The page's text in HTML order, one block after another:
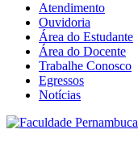
Atendimento
Ouvidoria
Área do Estudante
Área do Docente
Trabalhe Conosco
Egressos
Notícias